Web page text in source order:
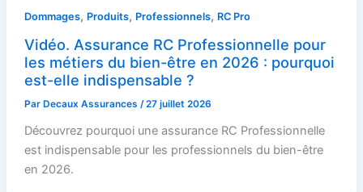
Dommages, Produits, Professionnels, RC Pro
Vidéo. Assurance RC Professionnelle pour
les métiers du bien-être en 2026 : pourquoi
est-elle indispensable ?
Par Decaux Assurances /27 juillet 2026
Découvrez pourquoi une assurance RC Professionnelle
est indispensable pour les professionnels du bien-être
en 2026.